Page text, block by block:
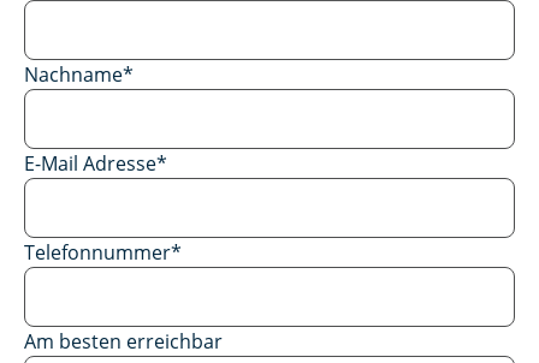
Nachname*
E-Mail Adresse*
Telefonnummer*
Am besten erreichbar